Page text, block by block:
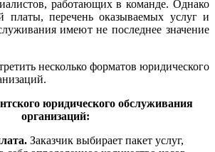
работающих в команде. Однако
платы, перечень оказываемых услуг и
имеют не последнее значение
несколько форматов юридического
юридического обслуживания
организаций:
Заказчик выбирает пакет услуг,